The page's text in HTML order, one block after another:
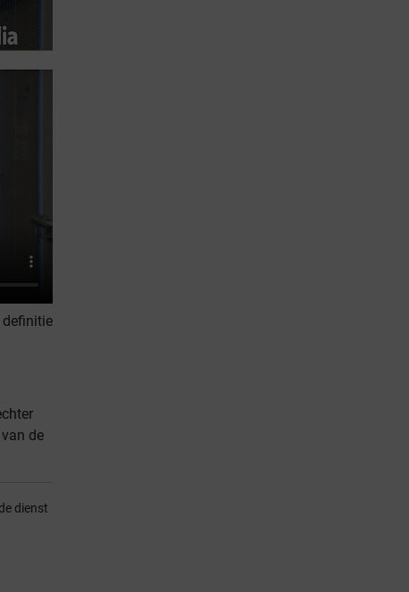
definitie
de
dienst